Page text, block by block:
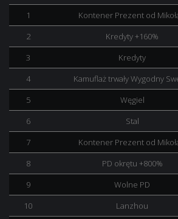
1
Kontener Prezent od
2
Kredyty +160%
3
Kredyty
4
Kamuflaż trwały Wygodny
5
Węgiel
6
Stal
7
Kontener Prezent od
8
PD okrętu +800%
9
Wolne PD
10
Lanzhou